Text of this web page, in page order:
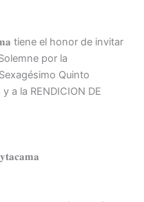
tiene el honor de invitar
por la
Quinto
a la RENDICION DE